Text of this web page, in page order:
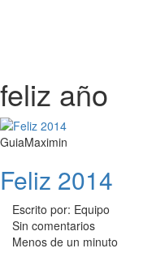
feliz año
GuiaMaximin
Feliz 2014
Escrito por: Equipo
Sin comentarios
Menos de un minuto